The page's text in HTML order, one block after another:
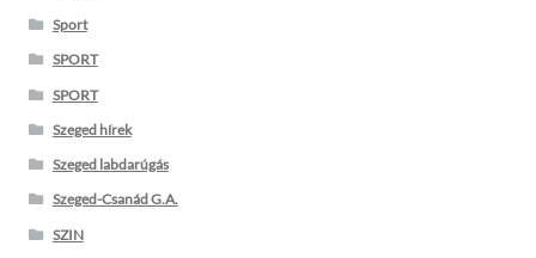
Sport
SPORT
SPORT
Szeged hírek
Szeged labdarúgás
Szeged-Csanád G.A.
SZIN